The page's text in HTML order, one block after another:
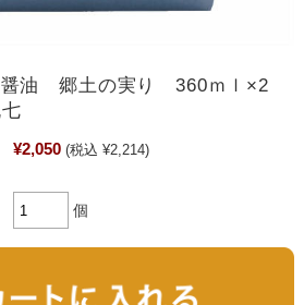
油 郷土の実り 360ｍｌ×2
¥2,050 (税込 ¥2,214)
個